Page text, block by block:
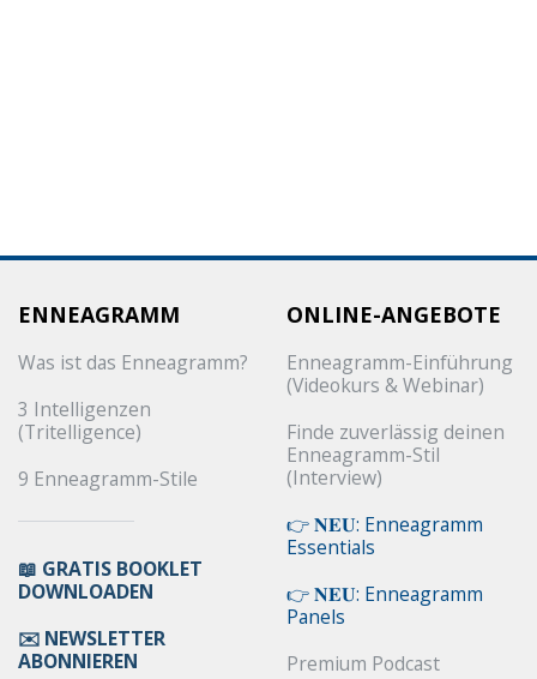
ENNEAGRAMM
Was ist das Enneagramm?
3 Intelligenzen
(Tritelligence)
9 Enneagramm-Stile
📖 GRATIS BOOKLET
DOWNLOADEN
✉️ NEWSLETTER
ABONNIEREN
ONLINE-ANGEBOTE
Enneagramm-Einführung
(Videokurs & Webinar)
Finde zuverlässig deinen
Enneagramm-Stil
(Interview)
👉 𝐍𝐄𝐔: Enneagramm
Essentials
👉 𝐍𝐄𝐔: Enneagramm
Panels
Premium Podcast